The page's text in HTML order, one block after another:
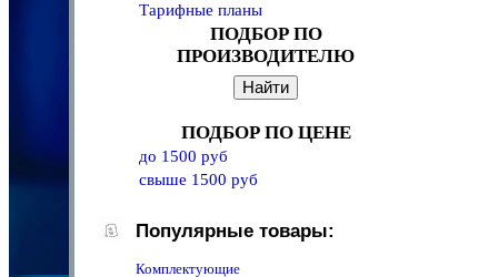
Тарифные планы
ПОДБОР ПО
ПРОИЗВОДИТЕЛЮ
ПОДБОР ПО ЦЕНЕ
до 1500 руб
свыше 1500 руб
Популярные товары:
Комплектующие